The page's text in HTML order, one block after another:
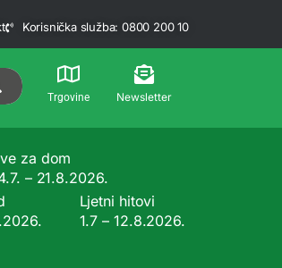
Korisnička služba: 0800 200 10
Trgovine Newsletter
za dom
– 21.8.2026.
Ljetni hitovi
1.7 – 12.8.2026.